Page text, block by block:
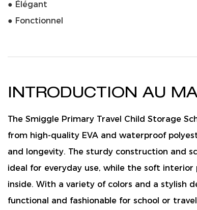
● Élégant
● Fonctionnel
INTRODUCTION AU
The Smiggle Primary Travel Child Storage
from high-quality EVA and waterproof
and longevity. The sturdy construction and
ideal for everyday use, while the soft
inside. With a variety of colors and a stylish
functional and fashionable for school or